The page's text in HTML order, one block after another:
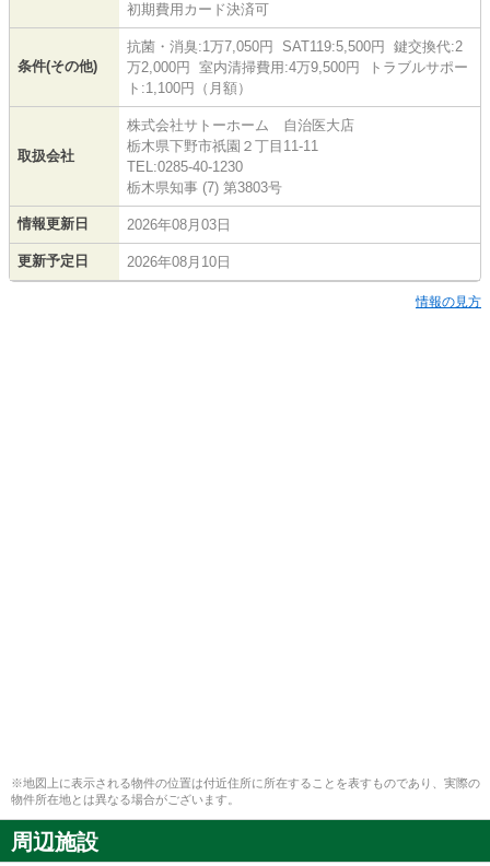
初期費用カード決済可
条件(その他)
抗菌・消臭:1万7,050円 SAT119:5,500円 鍵交換代:2
万2,000円 室内清掃費用:4万9,500円 トラブルサポー
ト:1,100円（月額）
取扱会社
株式会社サトーホーム 自治医大店
栃木県下野市祇園２丁目11-11
TEL:0285-40-1230
栃木県知事 (7) 第3803号
情報更新日 2026年08月03日
更新予定日 2026年08月10日
情報の見方
※地図上に表示される物件の位置は付近住所に所在することを表すものであり、実際の
物件所在地とは異なる場合がございます。
周辺施設